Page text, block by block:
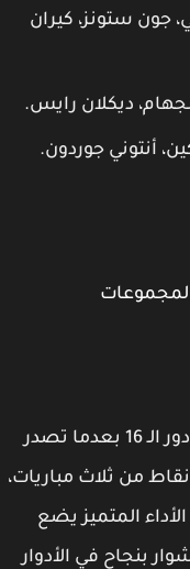
ستونز، كيران
ديكلان رايس.
أنتوني جوردون.
نجح المنتخب الإنجليزي في التأهل إلى دور الـ 16 بعدما تصدر
المجموعة الثالثة برصيد 5 نقاط من ثلاث مباريات،
المتميز يضع
بنجاح في الأدوار